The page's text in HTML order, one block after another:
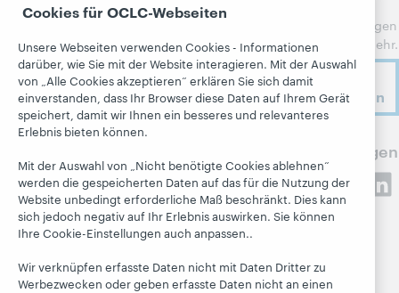
Über
Über OCLC
Stellenangebote
Respekt und
Finanzen
Führung
Mitgliedschaft
Sharing
Member stories
Alle Produkte und
Services »
Research
WebJunction
Veranstaltungen
Webinare
Network
BibFormats
Systemstatus-
Dashboard
Next Blog
Blog „Hanging
Together“
President's
Leadership blog
Veranstaltungen
und vieles mehr.
anmelden
OCLC folgen
Cookies für OCLC-Webseiten
Unsere Webseiten verwenden Cookies - Informationen
darüber, wie Sie mit der Website interagieren. Mit der Auswahl
von „Alle Cookies akzeptieren“ erklären Sie sich damit
einverstanden, dass Ihr Browser diese Daten auf Ihrem Gerät
speichert, damit wir Ihnen ein besseres und relevanteres
Erlebnis bieten können.
Mit der Auswahl von „Nicht benötigte Cookies ablehnen“
werden die gespeicherten Daten auf das für die Nutzung der
Website unbedingt erforderliche Maß beschränkt. Dies kann
sich jedoch negativ auf Ihr Erlebnis auswirken. Sie können
Ihre Cookie-Einstellungen auch anpassen..
Wir verknüpfen erfasste Daten nicht mit Daten Dritter zu
Werbezwecken oder geben erfasste Daten nicht an einen